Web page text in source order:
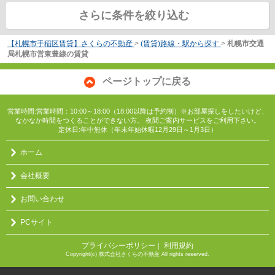
さらに条件を絞り込む
【札幌市手稲区賃貸】さくらの不動産 > (賃貸)路線・駅から探す > 札幌市交通
局札幌市営東豊線の賃貸
ページトップに戻る
営業時間:営業時間：10:00～18:00（18:00以降は予約制）※お部屋探しをしたいけど、
なかなか時間をつくることができない方。 夜間ご案内サービスをご利用下さい。
定休日:年中無休（年末年始休暇12月29日～1月3日）
ホーム
会社概要
お問い合わせ
PCサイト
プライバシーポリシー ｜ 利用規約
Copyright(c) 株式会社さくらの不動産 All rights reserved.